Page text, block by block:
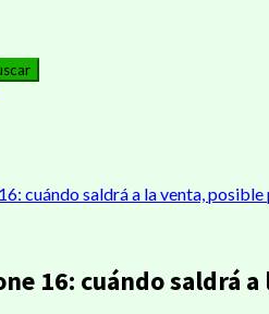
cuándo saldrá a la venta,
16: cuándo saldrá